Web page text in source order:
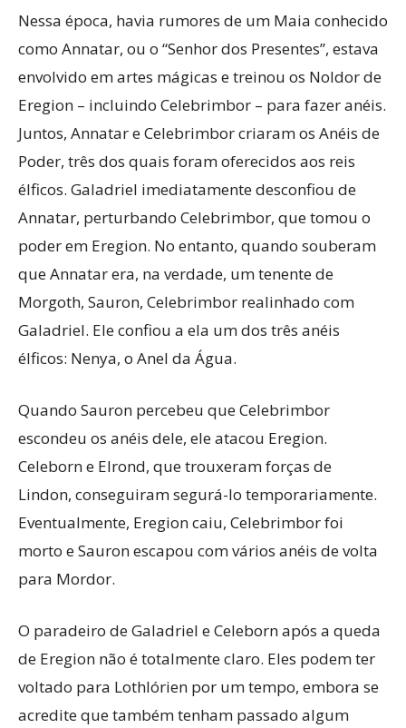
Nessa época, havia rumores de um Maia conhecido
como Annatar, ou o “Senhor dos Presentes”, estava
envolvido em artes mágicas e treinou os Noldor de
Eregion – incluindo Celebrimbor – para fazer anéis.
Juntos, Annatar e Celebrimbor criaram os Anéis de
Poder, três dos quais foram oferecidos aos reis
élficos. Galadriel imediatamente desconfiou de
Annatar, perturbando Celebrimbor, que tomou o
poder em Eregion. No entanto, quando souberam
que Annatar era, na verdade, um tenente de
Morgoth, Sauron, Celebrimbor realinhado com
Galadriel. Ele confiou a ela um dos três anéis
élficos: Nenya, o Anel da Água.
Quando Sauron percebeu que Celebrimbor
escondeu os anéis dele, ele atacou Eregion.
Celeborn e Elrond, que trouxeram forças de
Lindon, conseguiram segurá-lo temporariamente.
Eventualmente, Eregion caiu, Celebrimbor foi
morto e Sauron escapou com vários anéis de volta
para Mordor.
O paradeiro de Galadriel e Celeborn após a queda
de Eregion não é totalmente claro. Eles podem ter
voltado para Lothlórien por um tempo, embora se
acredite que também tenham passado algum